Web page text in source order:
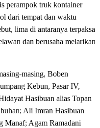
perampok truk kontainer
dari tempat dan waktu
lima di antaranya terpaksa
dan berusaha melarikan
masing, Boben
Kebun, Pasar IV,
Hasibuan alias Topan
Ali Imran Hasibuan
Manaf; Agam Ramadani